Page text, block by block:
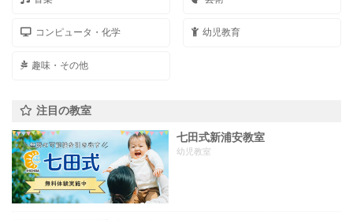
コンピュータ・化学 幼児教育
趣味・その他
注目の教室
七田式新浦安教室
幼児教室